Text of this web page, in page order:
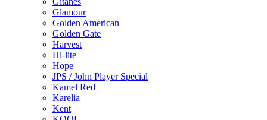
Glamour
Golden American
Golden Gate
Harvest
Hi-lite
Hope
JPS / John Player Special
Kamel Red
Karelia
Kent